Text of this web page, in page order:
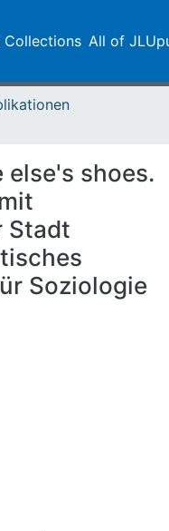
Collections All of
else's shoes.
Stadt
Soziologie